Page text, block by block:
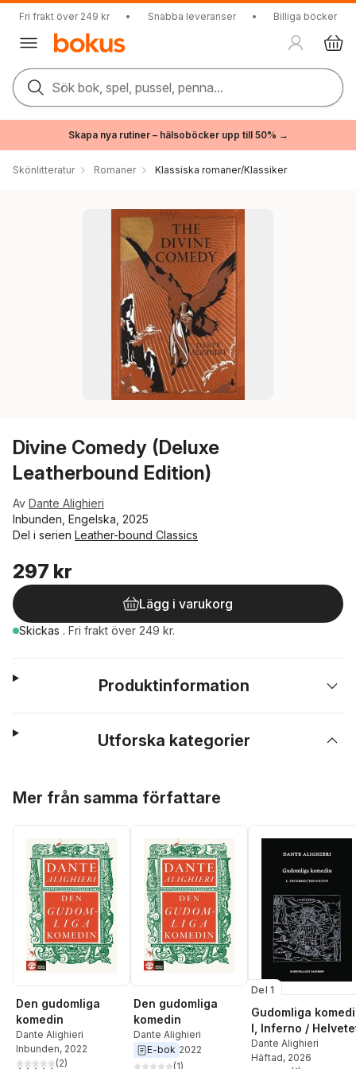
Fri frakt över 249 kr • Snabba leveranser • Billiga böcker
Sök bok, spel, pussel, penna...
Skapa nya rutiner – hälsoböcker upp till 50% →
Skönlitteratur Romaner Klassiska romaner/Klassiker
Divine Comedy (Deluxe
Leatherbound Edition)
Av Dante Alighieri
Inbunden, Engelska, 2025
Del i serien Leather-bound Classics
297 kr
Lägg i varukorg
Skickas . Fri frakt över 249 kr.
Produktinformation
Utforska kategorier
Mer från samma författare
Den gudomliga
komedin
Dante Alighieri
Inbunden, 2022
(2)
Den gudomliga
komedin
Dante Alighieri
E-bok 2022
(1)
Del 1
Gudomliga
I, Inferno /
Dante Alighieri
Häftad, 2026